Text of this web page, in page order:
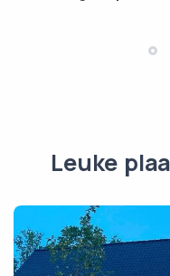
Leuke